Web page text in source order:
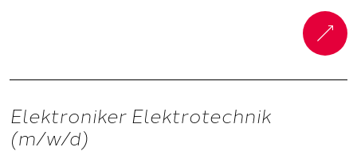
Elektroniker Elektrotechnik
(m/w/d)